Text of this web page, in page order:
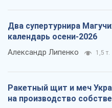
Два супертурнира
календарь осени-2026
Александр Липенко 1,5 т.
Ракетный щит и меч
на производство